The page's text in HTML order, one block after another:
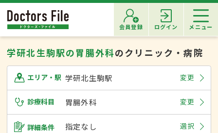
会員登録 ログイン メニュー
学研北生駒駅の胃腸外科のクリニック・病院
エリア・駅 学研北生駒駅 変更
診療科目 胃腸外科 変更
詳細条件 指定なし 選択